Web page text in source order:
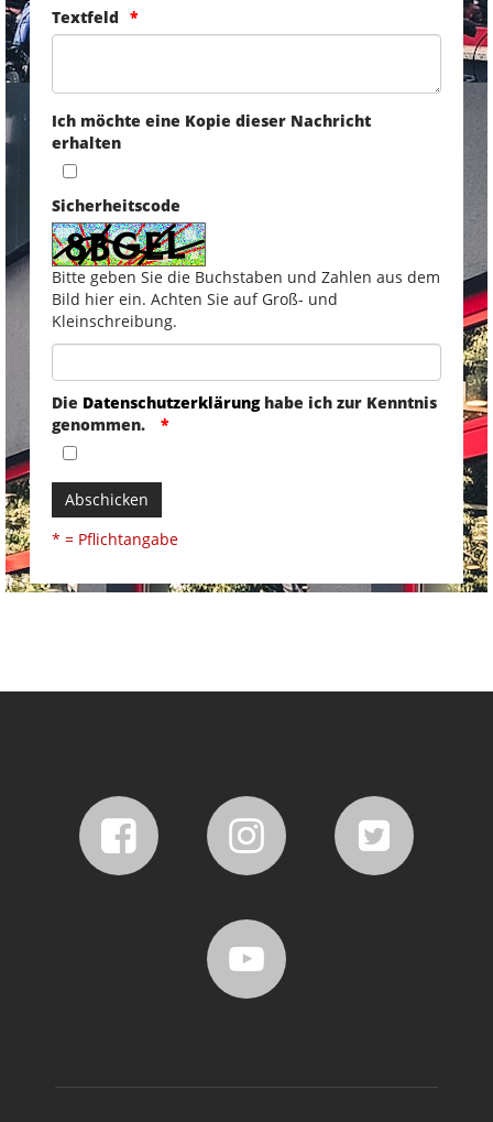
Textfeld
Ich möchte eine Kopie dieser Nachricht
erhalten
Sicherheitscode
Bitte geben Sie die Buchstaben und Zahlen aus dem
Bild hier ein. Achten Sie auf Groß- und
Kleinschreibung.
Die Datenschutzerklärunghabe ich zur Kenntnis
genommen.
Abschicken
* = Pflichtangabe